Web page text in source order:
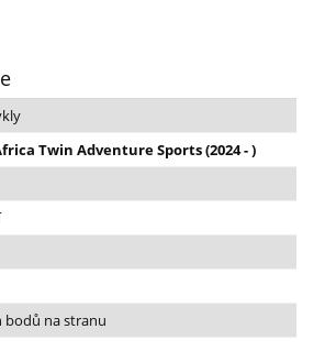
Twin Adventure Sports (2024 - )
bodů na stranu